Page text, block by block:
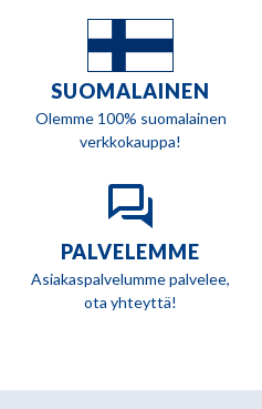
SUOMALAINEN
Olemme 100% suomalainen
verkkokauppa!
PALVELEMME
Asiakaspalvelumme palvelee,
ota yhteyttä!